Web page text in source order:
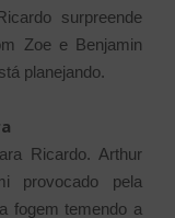
surpreende
Zoe e Benjamin
planejando.
Ricardo. Arthur
provocado pela
fogem temendo a